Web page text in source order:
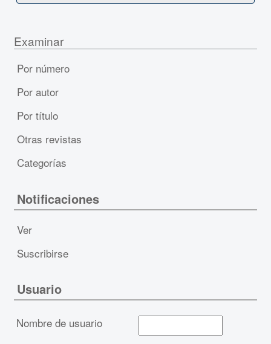
Examinar
Por número
Por autor
Por título
Otras revistas
Categorías
Notificaciones
Ver
Suscribirse
Usuario
Nombre de usuario